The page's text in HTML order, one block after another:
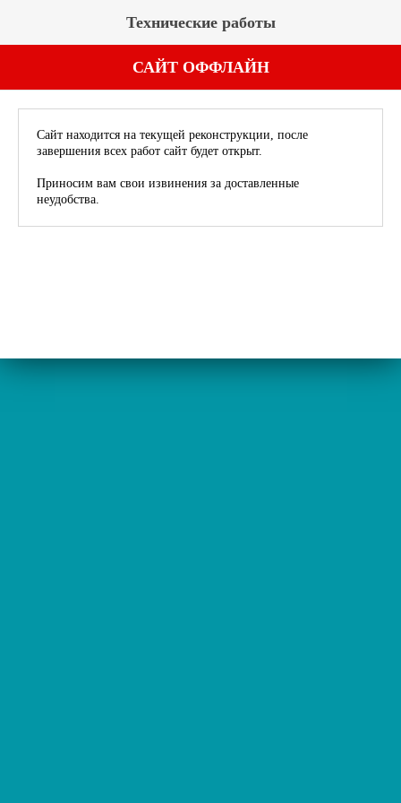
Технические работы
САЙТ ОФФЛАЙН
Сайт находится на текущей реконструкции, после
завершения всех работ сайт будет открыт.
Приносим вам свои извинения за доставленные
неудобства.